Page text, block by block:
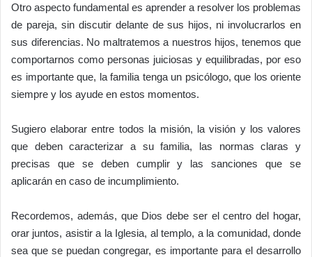
Otro aspecto fundamental es aprender a resolver los problemas
de pareja, sin discutir delante de sus hijos, ni involucrarlos en
sus diferencias. No maltratemos a nuestros hijos, tenemos que
comportarnos como personas juiciosas y equilibradas, por eso
es importante que, la familia tenga un psicólogo, que los oriente
siempre y los ayude en estos momentos.
Sugiero elaborar entre todos la misión, la visión y los valores
que deben caracterizar a su familia, las normas claras y
precisas que se deben cumplir y las sanciones que se
aplicarán en caso de incumplimiento.
Recordemos, además, que Dios debe ser el centro del hogar,
orar juntos, asistir a la Iglesia, al templo, a la comunidad, donde
sea que se puedan congregar, es importante para el desarrollo